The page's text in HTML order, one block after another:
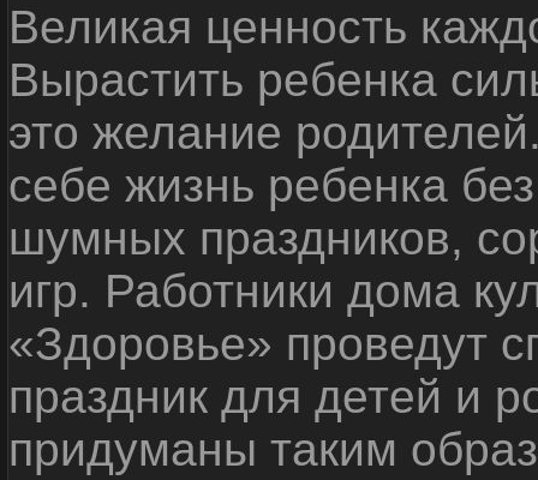
Великая ценность
Вырастить ребенка
это желание
себе жизнь ребенка
шумных праздников,
игр. Работники дома
«Здоровье» проведут
праздник для детей и
придуманы таким